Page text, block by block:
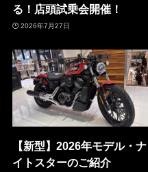
る！店頭試乗会開催！
2026年7月27日
【新型】2026年モデル・ナ
イトスターのご紹介